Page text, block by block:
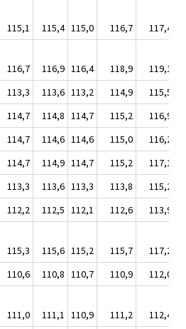
115,1 115,4 115,0 116,7
117,4
116,7 116,9 116,4 118,9
119,1
113,3 113,6 113,2 114,9
115,5
114,7 114,8 114,7 115,2
116,9
114,7 114,6 114,6 115,0
116,2
114,7 114,9 114,7 115,2
117,1
113,3 113,6 113,3 113,8
115,2
112,2 112,5 112,1 112,6
113,9
115,3 115,6 115,2 115,7
117,2
110,6 110,8 110,7 110,9
112,0
111,0 111,1 110,9 111,2
112,4